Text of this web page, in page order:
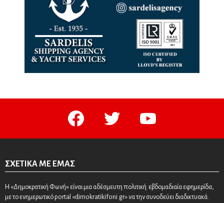
facebook twitter youtube
ΣΧΕΤΙΚΆ ΜΕ ΕΜΆΣ
Η «Δημοκρατική Φωνή» είναι μια αδέσμευτη πολιτική εβδομαδιαία εφημερίδα,
με το ενημερωτικό portal «dimokratikifoni.gr» να την συνοδεύει διαδικτυακά.